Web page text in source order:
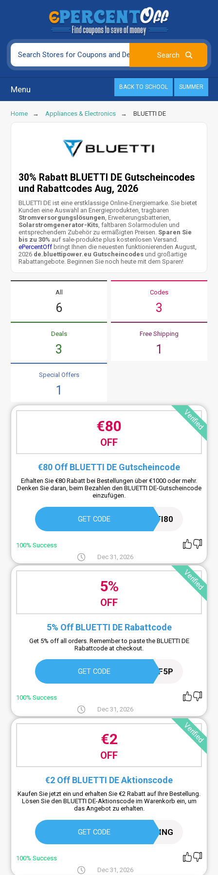
Menu BACK TO SCHOOL SUMMER
Home Appliances & Electronics BLUETTI DE
30% Rabatt BLUETTI DE Gutscheincodes
und Rabattcodes Aug, 2026
BLUETTI DE ist eine erstklassige Online-Energiemarke. Sie bietet
Kunden eine Auswahl an Energieprodukten, tragbaren
Stromversorgungslösungen, Erweiterungsbatterien,
Solarstromgenerator-Kits, faltbaren Solarmodulen und
entsprechendem Zubehör zu ermäßigten Preisen. Sparen Sie
bis zu 30% auf sale-produkte plus kostenlosen Versand.
ePercentOff bringt Ihnen die neuesten funktionierenden August,
2026 de.bluettipower.eu Gutscheincodes und großartige
Rabattangebote. Beginnen Sie noch heute mit dem Sparen!
All
6
Codes
3
Deals
3
Free Shipping
1
Special Offers
1
Verified
€80
OFF
€80 Off BLUETTI DE Gutscheincode
Erhalten Sie €80 Rabatt bei Bestellungen über €1000 oder mehr.
Denken Sie daran, beim Bezahlen den BLUETTI DE-Gutscheincode
einzufügen.
GET CODE BLUETTI80
100% Success
Dec 31, 2026
Verified
5%
OFF
5% Off BLUETTI DE Rabattcode
Get 5% off all orders. Remember to paste the BLUETTI DE
Rabattcode at checkout.
GET CODE BLUETTIAFF5P
100% Success
Dec 31, 2026
Verified
€2
OFF
€2 Off BLUETTI DE Aktionscode
Kaufen Sie jetzt ein und erhalten Sie €2 Rabatt auf Ihre Bestellung.
Lösen Sie den BLUETTI DE-Aktionscode im Warenkorb ein, um
das Angebot zu erhalten.
GET CODEBLUETTISPRING
100% Success
Dec 31, 2026